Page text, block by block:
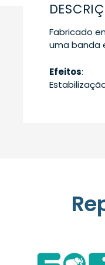
Fabricado
uma banda
Efeitos: